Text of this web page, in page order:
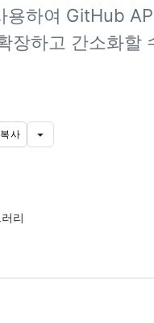
용하여 GitHub
장하고 간소화할
사
리